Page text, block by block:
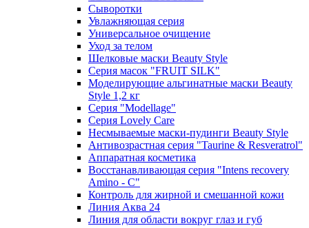
Сыворотки
Увлажняющая серия
Универсальное очищение
Уход за телом
Шелковые маски Beauty Style
Серия масок "FRUIT SILK"
Моделирующие альгинатные маски Beauty
Style 1,2 кг
Серия "Modellage"
Cерия Lovely Care
Несмываемые маски-пудинги Beauty Style
Антивозрастная серия "Taurine & Resveratrol"
Аппаратная косметика
Восстанавливающая серия "Intens recovery
Amino - C"
Контроль для жирной и смешанной кожи
Линия Аква 24
Линия для области вокруг глаз и губ